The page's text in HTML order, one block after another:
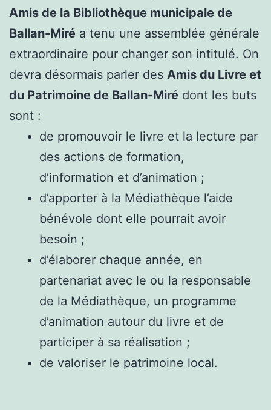
Amis de la Bibliothèque municipale de
Ballan-Miré a tenu une assemblée générale
extraordinaire pour changer son intitulé. On
devra désormais parler des Amis du Livre et
du Patrimoine de Ballan-Miré dont les buts
sont :
de promouvoir le livre et la lecture par
des actions de formation,
d’information et d’animation ;
d’apporter à la Médiathèque l’aide
bénévole dont elle pourrait avoir
besoin ;
d’élaborer chaque année, en
partenariat avec le ou la responsable
de la Médiathèque, un programme
d’animation autour du livre et de
participer à sa réalisation ;
de valoriser le patrimoine local.